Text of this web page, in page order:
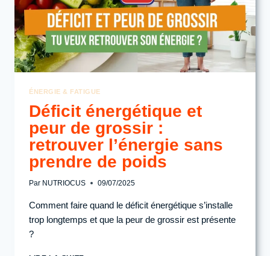
ÉNERGIE & FATIGUE
Déficit énergétique et
peur de grossir :
retrouver l’énergie sans
prendre de poids
Par NUTRIOCUS 09/07/2025
Comment faire quand le déficit énergétique s’installe
trop longtemps et que la peur de grossir est présente
?